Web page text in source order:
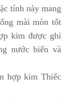
tính này mang
mài mòn tốt
kim được ghi
nước biển và
kim Thiếc